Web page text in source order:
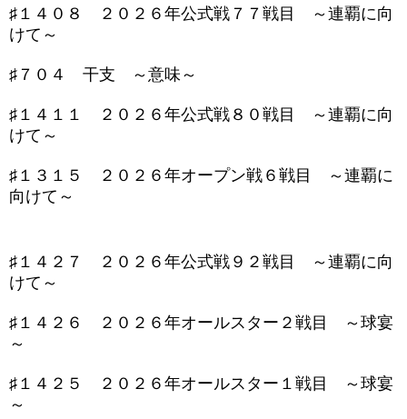
♯１４０８ ２０２６年公式戦７７戦目 ～連覇に向
けて～
♯７０４ 干支 ～意味～
♯１４１１ ２０２６年公式戦８０戦目 ～連覇に向
けて～
♯１３１５ ２０２６年オープン戦６戦目 ～連覇に
向けて～
♯１４２７ ２０２６年公式戦９２戦目 ～連覇に向
けて～
♯１４２６ ２０２６年オールスター２戦目 ～球宴
～
♯１４２５ ２０２６年オールスター１戦目 ～球宴
～